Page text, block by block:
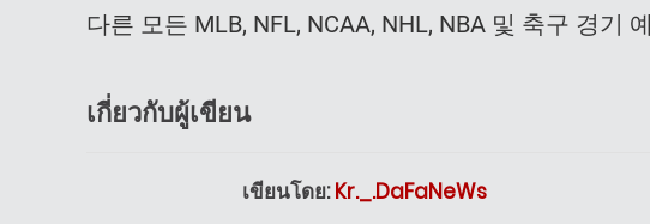
다른 모든 MLB, NFL, NCAA, NHL, NBA 및 축구 경기
เกี่ยวกับผู้เขียน
เขียนโดย:Kr._.DaFaNeWs